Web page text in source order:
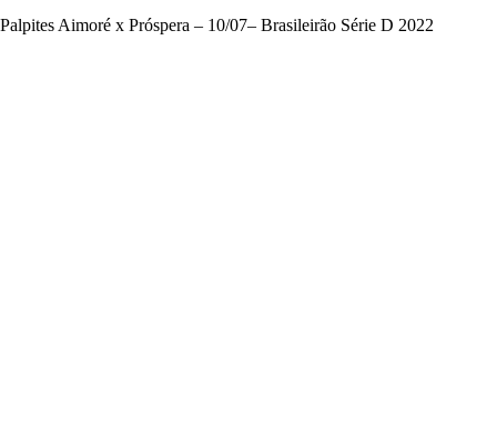
Palpites Aimoré x Próspera – 10/07– Brasileirão Série D 2022